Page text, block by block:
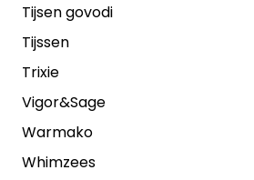
Tijsen govodi
Tijssen
Trixie
Vigor&Sage
Warmako
Whimzees